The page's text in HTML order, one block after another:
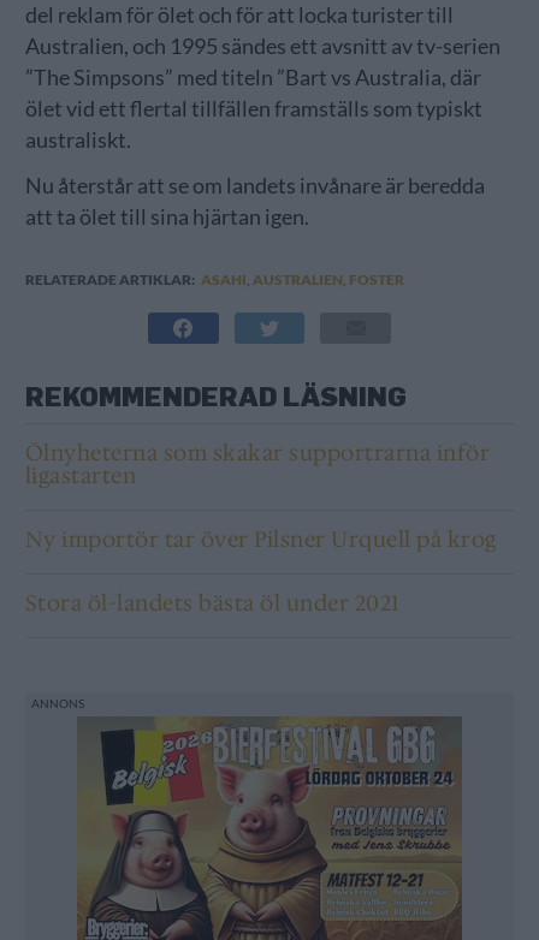
del reklam för ölet och för att locka turister till
Australien, och 1995 sändes ett avsnitt av tv-serien
”The Simpsons” med titeln ”Bart vs Australia, där
ölet vid ett flertal tillfällen framställs som typiskt
australiskt.
Nu återstår att se om landets invånare är beredda
att ta ölet till sina hjärtan igen.
RELATERADE ARTIKLAR: ASAHI AUSTRALIEN FOSTER
REKOMMENDERAD LÄSNING
Ölnyheterna som skakar supportrarna inför
ligastarten
Ny importör tar över Pilsner Urquell på krog
Stora öl-landets bästa öl under 2021